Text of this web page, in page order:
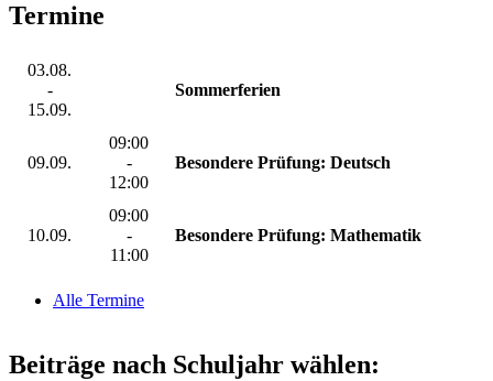
Termine
03.08.
-
15.09.
Sommerferien
09.09.
09:00
-
12:00
Besondere Prüfung: Deutsch
10.09.
09:00
-
11:00
Besondere Prüfung: Mathematik
Alle Termine
Beiträge nach Schuljahr wählen: